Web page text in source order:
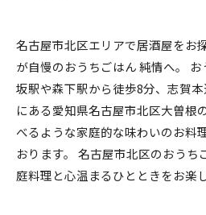
名古屋市北区エリアで居酒屋をお
が自慢のおうちごはん 純情へ。
坂駅や森下駅から徒歩8分、志賀
にある愛知県名古屋市北区大曽根
べるような家庭的な味わいのお料
おります。 名古屋市北区のおうち
庭料理と心温まるひとときをお楽